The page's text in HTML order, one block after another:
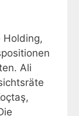
Holding,
Ali